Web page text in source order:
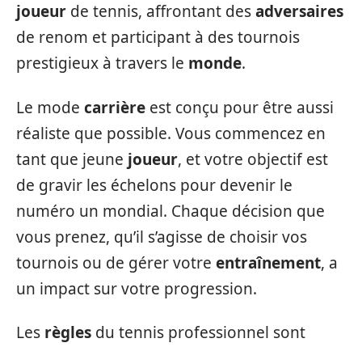
joueur de tennis, affrontant desadversaires
de renom et participant à des tournois
prestigieux à travers le monde.
Le mode carrière est conçu pour être aussi
réaliste que possible. Vous commencez en
tant que jeune joueur, et votre objectif est
de gravir les échelons pour devenir le
numéro un mondial. Chaque décision que
vous prenez, qu’il s’agisse de choisir vos
tournois ou de gérer votre entraînement, a
un impact sur votre progression.
Les règles du tennis professionnel sont